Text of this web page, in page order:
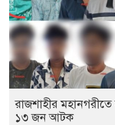
রাজশাহীর
১৩ জন আটক